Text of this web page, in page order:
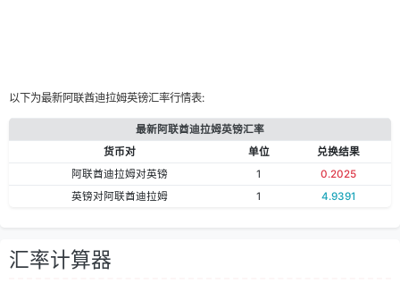
以下为最新阿联酋迪拉姆英镑汇率行情表:
最新阿联酋迪拉姆英镑汇率
货币对
单位
兑换结果
阿联酋迪拉姆对英镑
1
0.2025
英镑对阿联酋迪拉姆
1 4.9391
汇率计算器